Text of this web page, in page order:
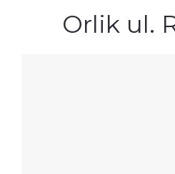
Orlik ul.